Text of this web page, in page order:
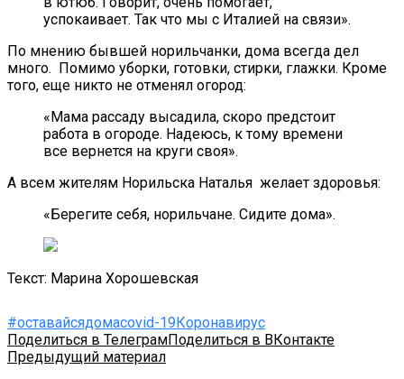
успокаивает. Так что мы с Италией на связи».
По мнению бывшей норильчанки, дома всегда дел
много. Помимо уборки, готовки, стирки, глажки. Кроме
того, еще никто не отменял огород:
«Мама рассаду высадила, скоро предстоит
работа в огороде. Надеюсь, к тому времени
все вернется на круги своя».
А всем жителям Норильска Наталья желает здоровья:
«Берегите себя, норильчане. Сидите дома».
Текст: Марина Хорошевская
#оставайсядомаcovid-19Коронавирус
Поделиться в ТелеграмПоделиться в ВКонтакте
Предыдущий материал